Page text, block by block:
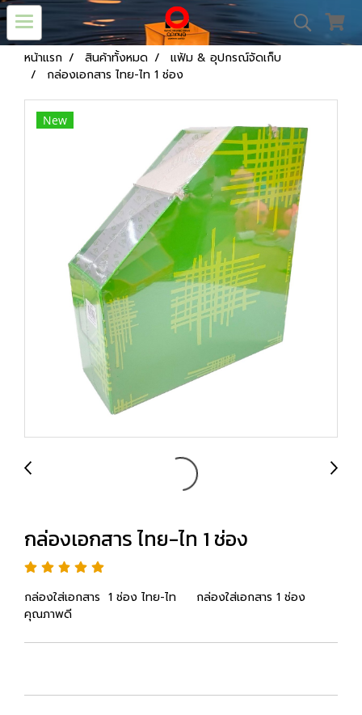
หน้าแรก สินค้าทั้งหมด
แฟ้ม & อุปกรณ์จัดเก็บ
กล่องเอกสาร ไทย-ไท 1 ช่อง
New
กล่องเอกสาร ไทย-ไท 1 ช่อง
กล่องใส่เอกสาร 1 ช่อง ไทย-ไท กล่องใส่เอกสาร 1 ช่อง
คุณภาพดี